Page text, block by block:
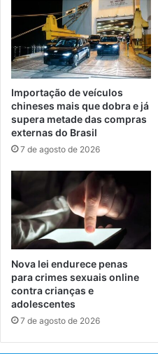
Importação de veículos
chineses mais que dobra e já
supera metade das compras
externas do Brasil
7 de agosto de 2026
Nova lei endurece penas
para crimes sexuais online
contra crianças e
adolescentes
7 de agosto de 2026